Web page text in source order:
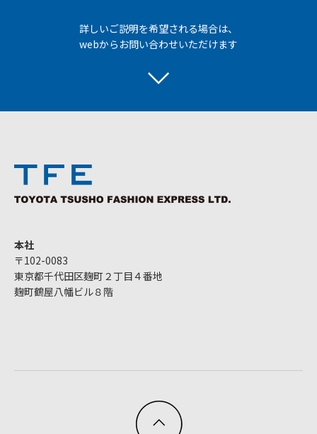
詳しいご説明を希望される場合は、
webからお問い合わせいただけます
本社
〒102-0083
東京都千代田区麹町２丁目４番地
麹町鶴屋八幡ビル８階